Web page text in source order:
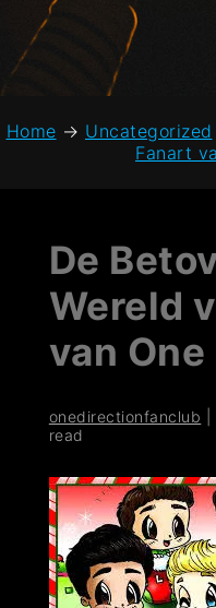
Home → Uncategorized
Fanart
De
Wereld
van
onedirectionfanclub
read